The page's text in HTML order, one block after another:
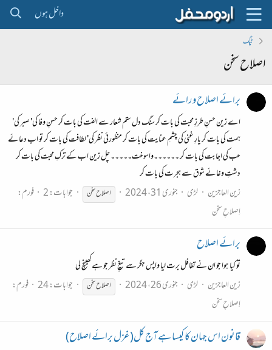
داخل ہوں
ٹیگ
اصلاح سخن
برائے اصلاح و رائے
اے زین حسنِ طرزِ محبت کی بات کر سنگ دل ستم شعار سے الفت کی بات کر حسنِ وفا کی' صبر کی'
ہمت کی بات کر یارِ غنی کی چشمِ عنایت کی بات کر منظورئی نظر کی' لطافت کی بات کر تو اب دعائے
حب کی اجابت کی بات کر ۔۔۔۔۔۔واسوخت۔۔۔۔۔ چل زین اب کے ترکِ محبت کی بات کر
دشتِ وغائے شوق سے ہجرت کی بات کر
زین العاجزین
لڑی جنوری 31، 2024 اصلاحسخن جوابات: 2
فورم:
اِصلاحِ سخن
برائے اصلاح
تو کیا ہوا جو ان نے تغافل برت لیا واپس جگر سے تیغِ نظر جو ہےکھینچ لی
زین العاجزین
لڑی جنوری 26، 2024 اصلاحسخن جوابات: 24
فورم:
اِصلاحِ سخن
قانون اس جہان کا کیسا ہے آج کل(غزل برائے اصلاح)